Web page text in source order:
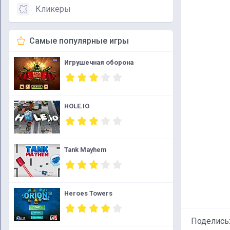
Кликеры
Самые популярные игры
Игрушечная оборона
HOLE.IO
Tank Mayhem
Heroes Towers